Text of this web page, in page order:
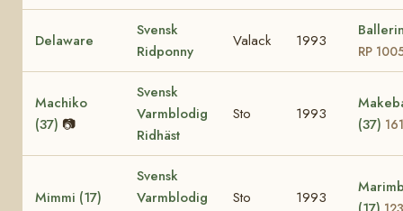
Delaware
Svensk
Ridponny
Valack 1993
RP
Machiko
(37) 📷
Svensk
Varmblodig
Ridhäst
Sto 1993
(37)
Mimmi (17)
Svensk
Varmblodig
Sto 1993